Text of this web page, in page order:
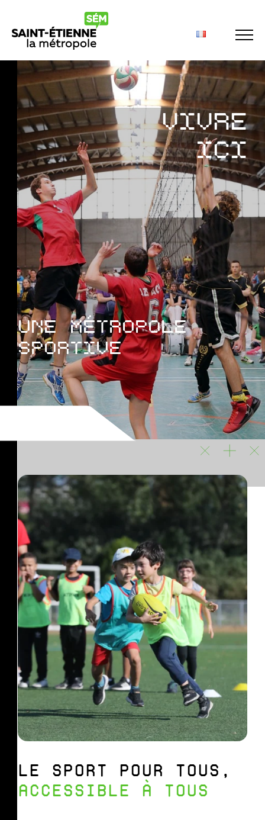
UNE MÉTROPOLE
SPORTIVE
VIVRE
ICI
LE SPORT POUR TOUS,
ACCESSIBLE À TOUS
Panneau de gestion des cookies